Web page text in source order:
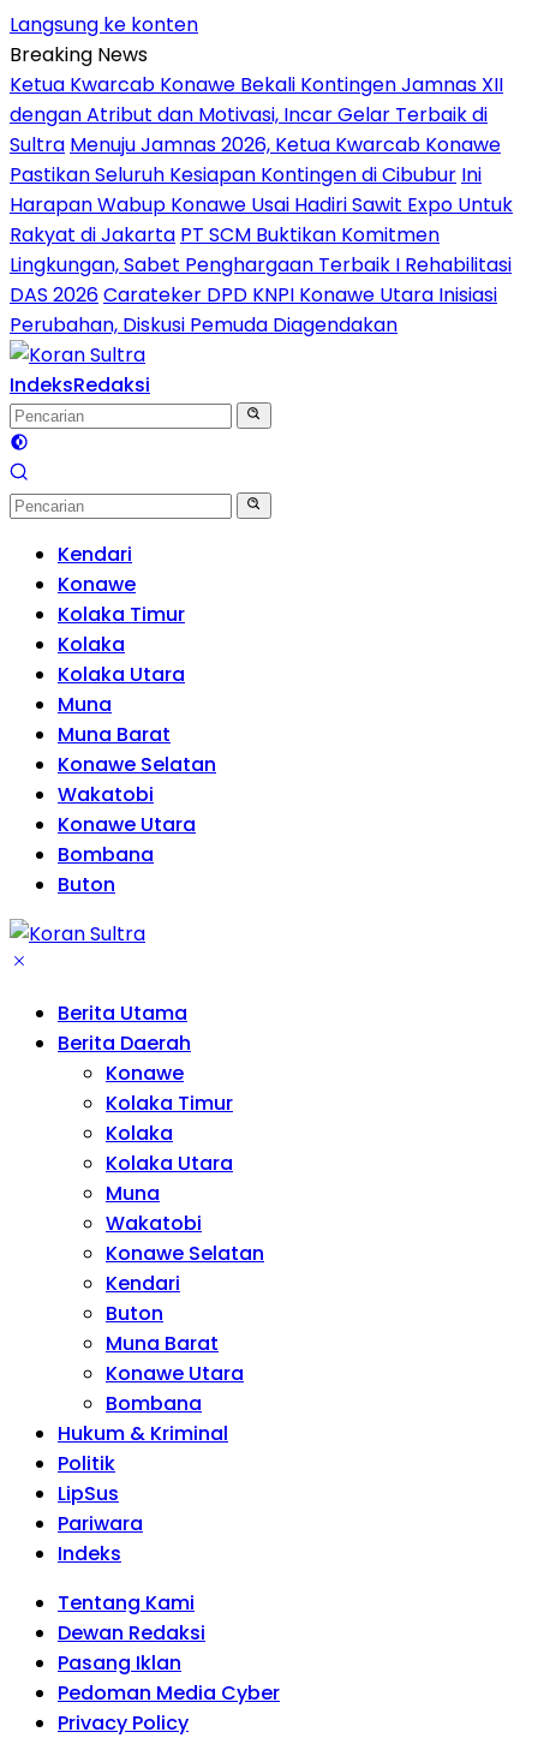
Langsung ke konten
Breaking News
Ketua Kwarcab Konawe Bekali Kontingen Jamnas XII
dengan Atribut dan Motivasi, Incar Gelar Terbaik di
Sultra Menuju Jamnas 2026, Ketua Kwarcab Konawe
Pastikan Seluruh Kesiapan Kontingen di Cibubur Ini
Harapan Wabup Konawe Usai Hadiri Sawit Expo Untuk
Rakyat di Jakarta PT SCM Buktikan Komitmen
Lingkungan, Sabet Penghargaan Terbaik I Rehabilitasi
DAS 2026Carateker DPD KNPI Konawe Utara Inisiasi
Perubahan, Diskusi Pemuda Diagendakan
IndeksRedaksi
Kendari
Konawe
Kolaka Timur
Kolaka
Kolaka Utara
Muna
Muna Barat
Konawe Selatan
Wakatobi
Konawe Utara
Bombana
Buton
Berita Utama
Berita Daerah
Konawe
Kolaka Timur
Kolaka
Kolaka Utara
Muna
Wakatobi
Konawe Selatan
Kendari
Buton
Muna Barat
Konawe Utara
Bombana
Hukum & Kriminal
Politik
LipSus
Pariwara
Indeks
Tentang Kami
Dewan Redaksi
Pasang Iklan
Pedoman Media Cyber
Privacy Policy